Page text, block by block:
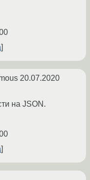
20.07.2020
на JSON.